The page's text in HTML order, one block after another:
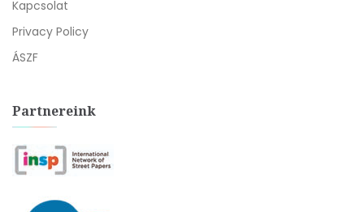
Kapcsolat
Privacy Policy
ÁSZF
Partnereink